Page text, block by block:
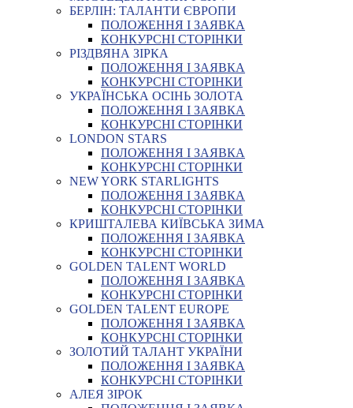
БЕРЛІН: ТАЛАНТИ ЄВРОПИ
ПОЛОЖЕННЯ І ЗАЯВКА
КОНКУРСНІ СТОРІНКИ
РІЗДВЯНА ЗІРКА
ПОЛОЖЕННЯ І ЗАЯВКА
КОНКУРСНІ СТОРІНКИ
УКРАЇНСЬКА ОСІНЬ ЗОЛОТА
ПОЛОЖЕННЯ І ЗАЯВКА
КОНКУРСНІ СТОРІНКИ
LONDON STARS
ПОЛОЖЕННЯ І ЗАЯВКА
КОНКУРСНІ СТОРІНКИ
NEW YORK STARLIGHTS
ПОЛОЖЕННЯ І ЗАЯВКА
КОНКУРСНІ СТОРІНКИ
КРИШТАЛЕВА КИЇВСЬКА ЗИМА
ПОЛОЖЕННЯ І ЗАЯВКА
КОНКУРСНІ СТОРІНКИ
GOLDEN TALENT WORLD
ПОЛОЖЕННЯ І ЗАЯВКА
КОНКУРСНІ СТОРІНКИ
GOLDEN TALENT EUROPE
ПОЛОЖЕННЯ І ЗАЯВКА
КОНКУРСНІ СТОРІНКИ
ЗОЛОТИЙ ТАЛАНТ УКРАЇНИ
ПОЛОЖЕННЯ І ЗАЯВКА
КОНКУРСНІ СТОРІНКИ
АЛЕЯ ЗІРОК